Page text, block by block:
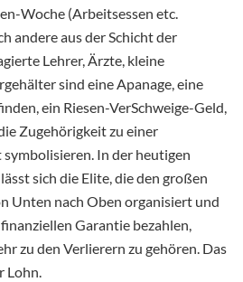
Woche (Arbeitsessen etc.
andere aus der Schicht der
Lehrer, Ärzte, kleine
sind eine Apanage, eine
ein Riesen-VerSchweige-Geld,
Zugehörigkeit zu einer
In der heutigen
sich die Elite, die den großen
Unten nach Oben organisiert und
Garantie bezahlen,
zu den Verlierern zu gehören. Das
Lohn.